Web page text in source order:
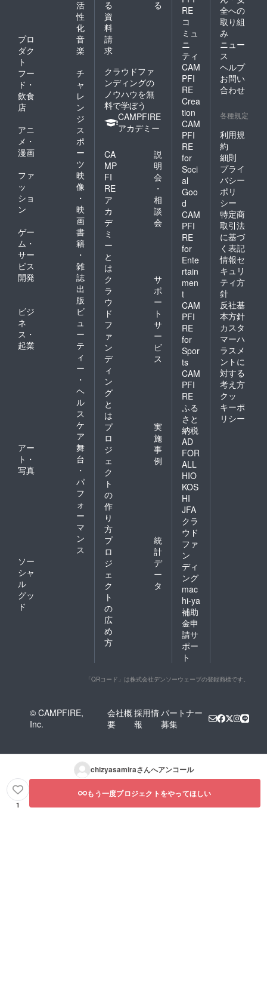
活
性
化
プロ
ダク
ト
音
楽
フー
ド・
飲食
店
チ
ャ
レ
ン
ジ
アニ
メ・
漫画
ス
ポ
ー
ツ
ファ
ッ
ショ
ン
映
像
・
映
画
ゲー
ム・
サー
ビス
開発
書
籍
・
雑
誌
出
版
ビジ
ネ
ス・
起業
ビ
ュ
ー
テ
ィ
ー
・
ヘ
ル
ス
ケ
ア
アー
ト・
写真
舞
台
・
パ
フ
ォ
ー
マ
ン
ス
ソー
シャ
ル
グッ
ド
る
る
資
料
請
求
クラウドファ
ンディングの
ノウハウを無
料で学ぼう
CAMPFIRE
アカデミー
CA
MP
FI
RE
ア
カ
デ
ミ
ー
と
は
説
明
会
・
相
談
会
ク
ラ
ウ
ド
フ
ァ
ン
デ
ィ
ン
グ
と
は
サ
ポ
ー
ト
サ
ー
ビ
ス
プ
ロ
ジ
ェ
ク
ト
の
作
り
方
実
施
事
例
プ
ロ
ジ
ェ
ク
ト
の
広
め
方
統
計
デ
ー
タ
RE
コ
ミュ
ニ
ティ
CAM
PFI
RE
Crea
tion
CAM
PFI
RE
for
Soci
al
Goo
d
CAM
PFI
RE
for
Ente
rtain
men
t
CAM
PFI
RE
for
Spor
ts
CAM
PFI
RE
ふる
さと
納税
AD
FOR
ALL
HIO
KOS
HI
JFA
クラ
ウド
ファ
ン
ディ
ング
mac
hi-ya
補助
金申
請サ
ポー
ト
全への
取り組
み
ニュー
ス
ヘルプ
お問い
合わせ
各種規定
利用規
約
細則
プライ
バシー
ポリ
シー
特定商
取引法
に基づ
く表記
情報セ
キュリ
ティ方
針
反社基
本方針
カスタ
マーハ
ラスメ
ントに
対する
考え方
クッ
キーポ
リシー
「QRコード」は株式会社デンソーウェーブの登録商標です。
© CAMPFIRE,
Inc.
会社概
要
採用情
報
パートナー
募集
chizyasamiraさんへアンコール
1
もう一度プロジェクトをやってほしい